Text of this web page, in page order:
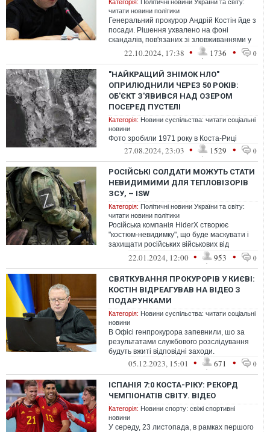
Категорія: Політичні новини України та світу:
читати новини політики
Генеральний прокурор Андрій Костін йде з
посади. Рішення ухвалено на фоні
скандалів, пов'язаних зі зловживаннями у
сфері оформлення інвалідності проку...
22.10.2024, 17:38 • 1736 • 0
"НАЙКРАЩИЙ ЗНІМОК НЛО"
ОПРИЛЮДНИЛИ ЧЕРЕЗ 50 РОКІВ:
ОБ'ЄКТ З'ЯВИВСЯ НАД ОЗЕРОМ
ПОСЕРЕД ПУСТЕЛІ
Категорія: Новини суспільства: читати соціальні
новини
Фото зробили 1971 року в Коста-Риці
27.08.2024, 23:03 • 1529 • 0
РОСІЙСЬКІ СОЛДАТИ МОЖУТЬ СТАТИ
НЕВИДИМИМИ ДЛЯ ТЕПЛОВІЗОРІВ
ЗСУ, – ISW
Категорія: Політичні новини України та світу:
читати новини політики
Російська компанія HiderX створює
"костюм-невидимку", що буде маскувати і
захищати російських військових від
українського тепловізійного обладнання.
22.01.2024, 12:00 • 953 • 0
СВЯТКУВАННЯ ПРОКУРОРІВ У КИЄВІ:
КОСТІН ВІДРЕАГУВАВ НА ВІДЕО З
ПОДАРУНКАМИ
Категорія: Новини суспільства: читати соціальні
новини
В Офісі генпрокурора запевнили, шо за
результатами службового розслідування
будуть вжиті відповідні заходи.
05.12.2023, 15:01 • 671 • 0
ІСПАНІЯ 7:0 КОСТА-РІКУ: РЕКОРД
ЧЕМПІОНАТІВ СВІТУ. ВІДЕО
Категорія: Новини спорту: свіжі спортивні
новини
У середу, 23 листопада, в рамках першого